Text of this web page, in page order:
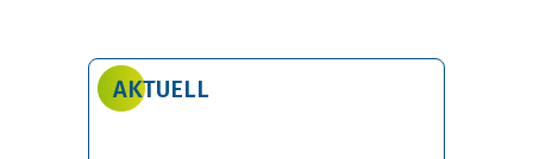
AKTUELL